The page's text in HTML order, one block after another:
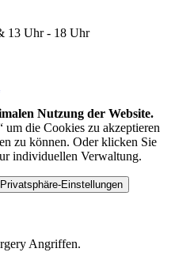
13 Uhr - 18 Uhr
Nutzung der Website.
die Cookies zu akzeptieren
zu können. Oder klicken Sie
individuellen Verwaltung.
Privatsphäre-Einstellungen
Angriffen.